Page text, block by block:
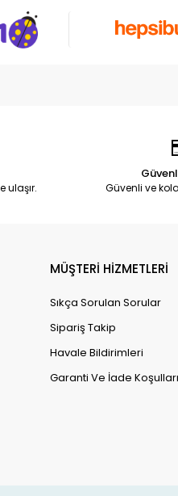
ulaşır. Güvenli ve
MÜŞTERİ HİZMETLERİ
Sıkça Sorulan Sorular
Sipariş Takip
Havale Bildirimleri
Garanti Ve İade Koşulları